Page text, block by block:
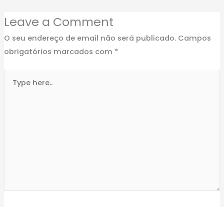
Leave a Comment
O seu endereço de email não será publicado. Campos
obrigatórios marcados com *
here..